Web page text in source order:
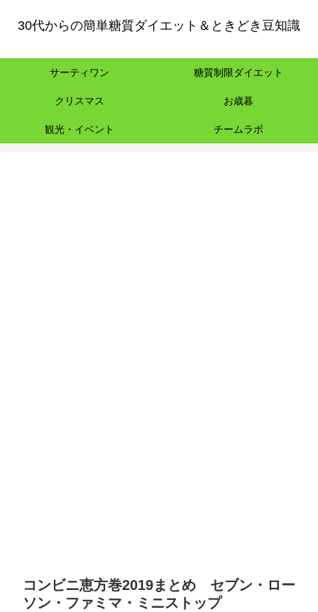
30代からの簡単糖質ダイエット＆ときどき豆知識
サーティワン 糖質制限ダイエット
クリスマス お歳暮
観光・イベント チームラボ
コンビニ恵方巻2019まとめ セブン・ロー
ソン・ファミマ・ミニストップ